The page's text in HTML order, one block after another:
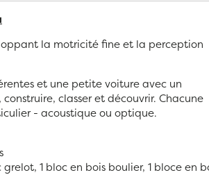
la motricité fine et la perception
et une petite voiture avec un
classer et découvrir. Chacune
- acoustique ou optique.
grelot, 1 bloc en bois boulier, 1 bloce en